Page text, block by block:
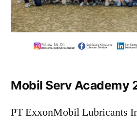
Mobil Serv Academy
PT ExxonMobil Lubricants